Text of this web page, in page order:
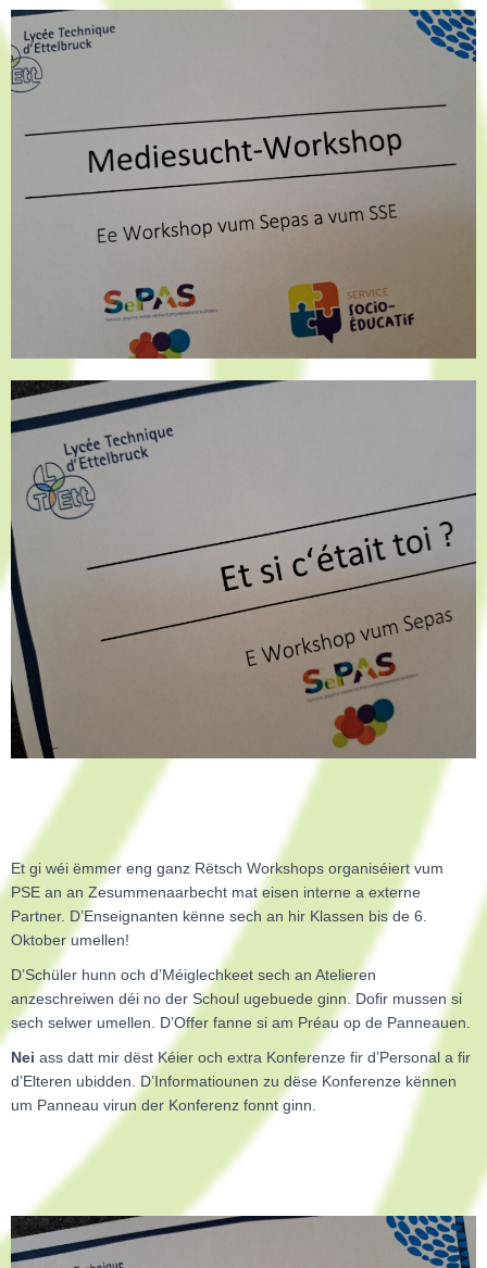
Et gi wéi ëmmer eng ganz Rëtsch Workshops organiséiert vum
PSE an an Zesummenaarbecht mat eisen interne a externe
Partner. D’Enseignanten kënne sech an hir Klassen bis de 6.
Oktober umellen!
D’Schüler hunn och d’Méiglechkeet sech an Atelieren
anzeschreiwen déi no der Schoul ugebuede ginn. Dofir mussen si
sech selwer umellen. D’Offer fanne si am Préau op de Panneauen.
Nei ass datt mir dëst Kéier och extra Konferenze fir d’Personal a fir
d’Elteren ubidden. D’Informatiounen zu dëse Konferenze kënnen
um Panneau virun der Konferenz fonnt ginn.